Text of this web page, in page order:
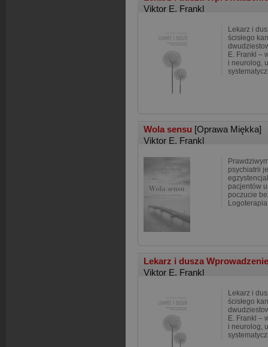
Viktor E. Frankl
Lekarz i
ścisłego
E. Frankl –
i neurolog,
Wola sensu [Oprawa Miękka]
Viktor E. Frankl
psychiatrii
pacjentów
poczucie
Lekarz i dusza
Viktor E. Frankl
Lekarz i
ścisłego
E. Frankl –
i neurolog,